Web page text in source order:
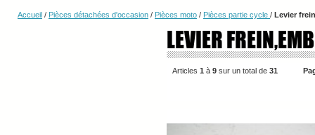
Accueil / Pièces détachées d'occasion / Pièces moto / Pièces partie cycle / Levier
LEVIER
Articles 1 à 9 sur un total de 31